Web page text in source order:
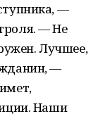
—
— Не
Лучшее,
—
Наши